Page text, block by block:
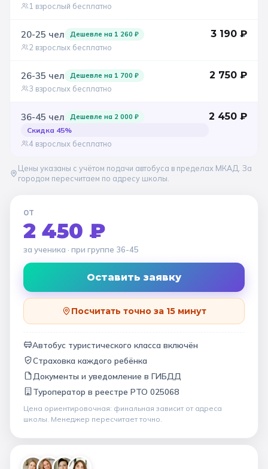
1 взрослый бесплатно
20-25 чел Дешевле на 1 260 ₽
2 взрослых бесплатно
3 190 ₽
26-35 чел Дешевле на 1 700 ₽
3 взрослых бесплатно
2 750 ₽
36-45 чел
Скидка 45%
Дешевле на 2 000 ₽
4 взрослых бесплатно
2 450 ₽
Цены указаны с учётом подачи автобуса в пределах МКАД. За
городом пересчитаем по адресу школы.
ОТ
2 450 ₽
за ученика · при группе 36-45
Оставить заявку
Посчитать точно за 15 минут
Автобус туристического класса включён
Страховка каждого ребёнка
Документы и уведомление в ГИБДД
Туроператор в реестре РТО 025068
Цена ориентировочная: финальная зависит от адреса
школы . Менеджер пересчитает точно.